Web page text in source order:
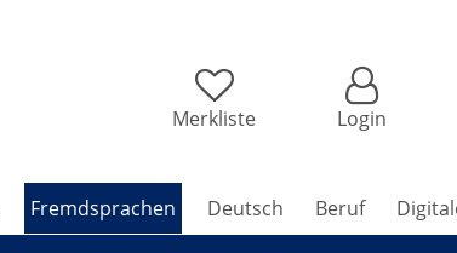
Merkliste Login
Fremdsprachen Deutsch Beruf